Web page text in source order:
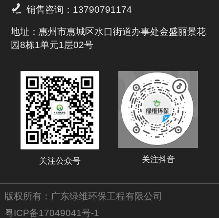
 销售咨询：13790791174
地址：惠州市惠城区水口街道办事处金盛丽景花
园8栋1单元1层02号
关注公众号 关注抖音
版权所有：广东绿维环保工程有限公司
粤ICP备17049041号-1